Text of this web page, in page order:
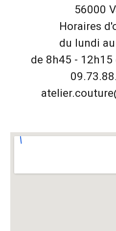
56000
Horaires
du lundi
de 8h45 - 12h15